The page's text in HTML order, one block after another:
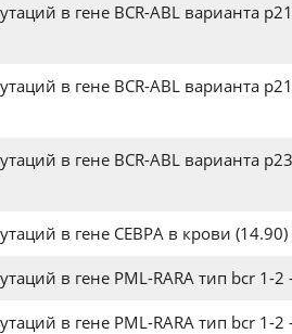
в гене BCR-ABL варианта
в гене BCR-ABL варианта
в гене BCR-ABL варианта
в гене CEBPA в крови (14.90)
в гене PML-RARA тип bcr 1-2
в гене PML-RARA тип bcr 1-